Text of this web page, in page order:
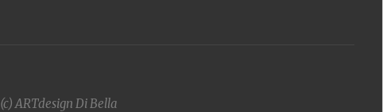
(c) ARTdesign Di Bella